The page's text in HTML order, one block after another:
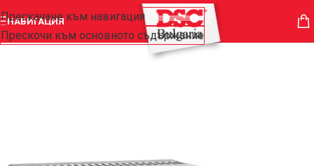
Прескачане към навигация
Прескочи към основното съдържание
НАВИГАЦИЯ